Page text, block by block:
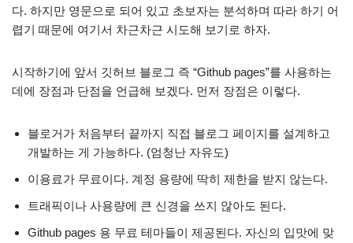
다. 하지만 영문으로 되어 있고 초보자는 분석하며 따라 하기 어
렵기 때문에 여기서 차근차근 시도해 보기로 하자.
시작하기에 앞서 깃허브 블로그 즉 “Github pages”를 사용하는
데에 장점과 단점을 언급해 보겠다. 먼저 장점은 이렇다.
블로거가 처음부터 끝까지 직접 블로그 페이지를 설계하고
개발하는 게 가능하다. (엄청난 자유도)
이용료가 무료이다. 계정 용량에 딱히 제한을 받지 않는다.
트래픽이나 사용량에 큰 신경을 쓰지 않아도 된다.
Github pages 용 무료 테마들이 제공된다. 자신의 입맛에 맞